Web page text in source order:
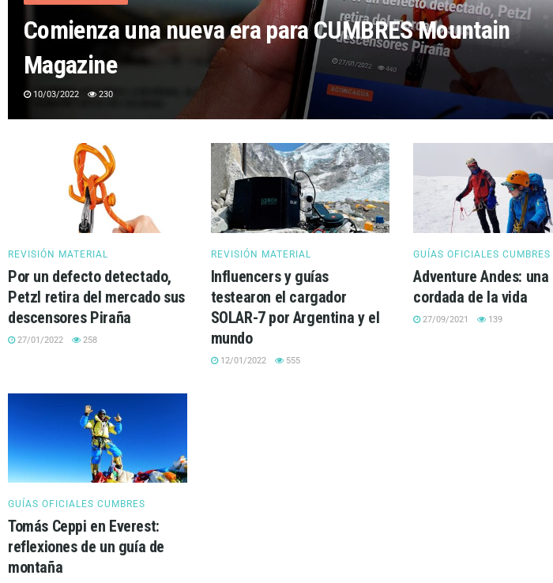
Comienza una nueva era para CUMBRES Mountain
Magazine
10/03/2022 230
REVISIÓN MATERIAL
Por un defecto detectado,
Petzl retira del mercado sus
descensores Piraña
27/01/2022 258
REVISIÓN MATERIAL
Influencers y guías
testearon el cargador
SOLAR-7 por Argentina y el
mundo
12/01/2022 555
GUÍAS OFICIALES CUMBRES
Adventure Andes: una
cordada de la vida
27/09/2021 139
GUÍAS OFICIALES CUMBRES
Tomás Ceppi en Everest:
reflexiones de un guía de
montaña